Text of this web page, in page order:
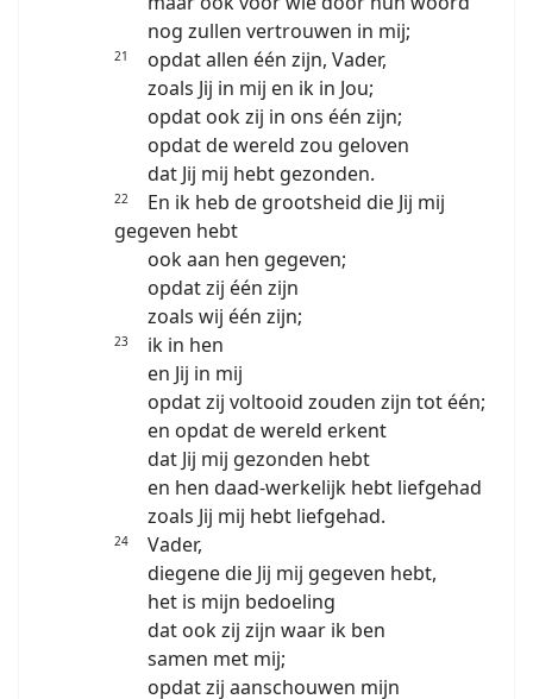
nog zullen vertrouwen in mij;
21
opdat allen één zijn, Vader,
zoals Jij in mij en ik in Jou;
opdat ook zij in ons één zijn;
opdat de wereld zou geloven
dat Jij mij hebt gezonden.
22
En ik heb de grootsheid die Jij mij
gegeven hebt
ook aan hen gegeven;
opdat zij één zijn
zoals wij één zijn;
23
ik in hen
en Jij in mij
opdat zij voltooid zouden zijn tot één;
en opdat de wereld erkent
dat Jij mij gezonden hebt
en hen daad-werkelijk hebt liefgehad
zoals Jij mij hebt liefgehad.
24
Vader,
diegene die Jij mij gegeven hebt,
het is mijn bedoeling
dat ook zij zijn waar ik ben
samen met mij;
opdat zij aanschouwen mijn